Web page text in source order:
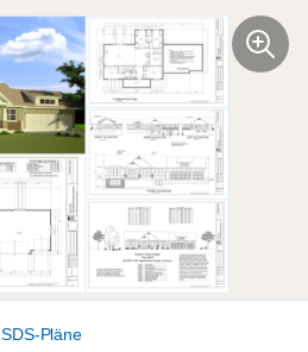
SDS-Pläne